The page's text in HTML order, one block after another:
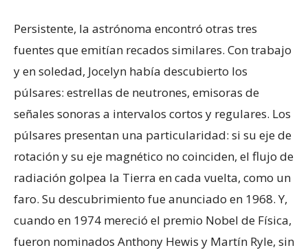
Persistente, la astrónoma encontró otras tres
fuentes que emitían recados similares. Con trabajo
y en soledad, Jocelyn había descubierto los
púlsares: estrellas de neutrones, emisoras de
señales sonoras a intervalos cortos y regulares. Los
púlsares presentan una particularidad: si su eje de
rotación y su eje magnético no coinciden, el flujo de
radiación golpea la Tierra en cada vuelta, como un
faro. Su descubrimiento fue anunciado en 1968. Y,
cuando en 1974 mereció el premio Nobel de Física,
fueron nominados Anthony Hewis y Martín Ryle, sin